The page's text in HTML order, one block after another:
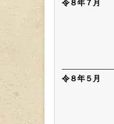
令８年７月
令８年５月